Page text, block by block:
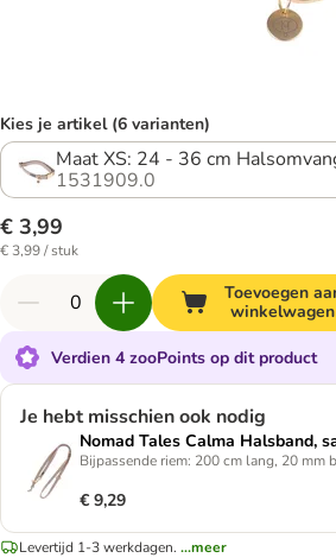
Kies je artikel (6 varianten)
Maat XS: 24 - 36 cm
1531909.0
€ 3,99
€ 3,99 / stuk
Toevoegen
winkelwagen
Verdien 4 zooPoints op dit product
Je hebt misschien ook nodig
Nomad Tales Calma Halsband,
Bijpassende riem: 200 cm lang, 20 mm
€ 9,29
Levertijd 1-3 werkdagen. ...meer